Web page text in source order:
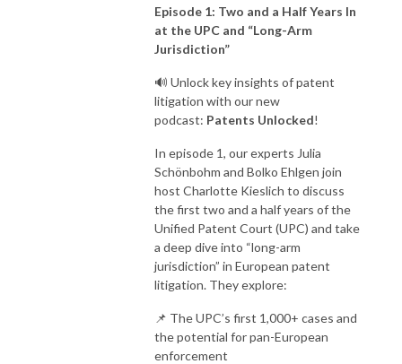
Episode 1: Two and a Half Years In
at the UPC and “Long-Arm
Jurisdiction”
🔊 Unlock key insights of patent
litigation with our new
podcast: Patents Unlocked!
In episode 1, our experts Julia
Schönbohm and Bolko Ehlgen join
host Charlotte Kieslich to discuss
the first two and a half years of the
Unified Patent Court (UPC) and take
a deep dive into “long-arm
jurisdiction” in European patent
litigation. They explore:
📌 The UPC’s first 1,000+ cases and
the potential for pan-European
enforcement